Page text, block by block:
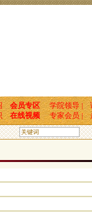
会员专区 学院领导 |
在线视频 专家会员 |